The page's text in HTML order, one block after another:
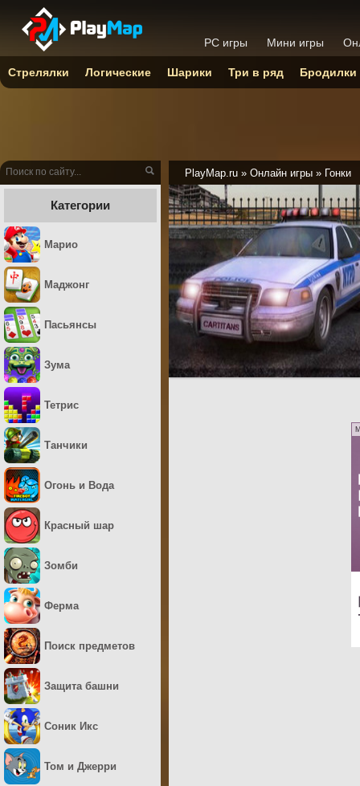
PlayMap.ru » Онлайн игры » Гонки
Категории
Марио
Маджонг
Пасьянсы
Зума
Тетрис
Танчики
Огонь и Вода
Красный шар
Зомби
Ферма
Поиск предметов
Защита башни
Соник Икс
Том и Джерри
PC игры Мини игры
Стрелялки Логические Шарики Три в ряд Бродилки